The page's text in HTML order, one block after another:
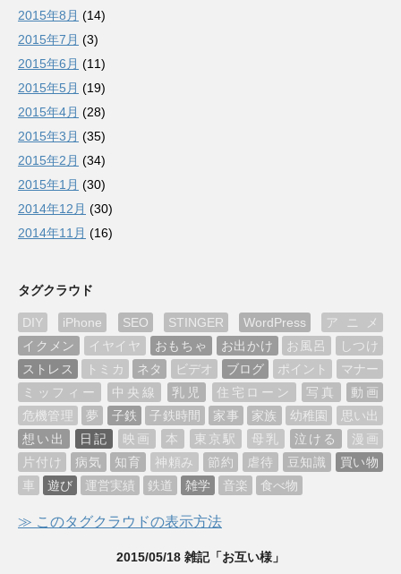
2015年8月 (14)
2015年7月 (3)
2015年6月 (11)
2015年5月 (19)
2015年4月 (28)
2015年3月 (35)
2015年2月 (34)
2015年1月 (30)
2014年12月 (30)
2014年11月 (16)
タグクラウド
DIY iPhone SEO STINGER WordPress
アニメ
イクメン
イヤイヤ おもちゃ お出かけ お風呂
しつけ
ストレス
トミカ ネタ ビデオ ブログ ポイント
マナー
ミッフィー
中央線 乳児 住宅ローン 写真
動画
危機管理
夢 子鉄 子鉄時間 家事 家族 幼稚園
思い出
想い出
日記 映画 本 東京駅 母乳 泣ける
漫画
片付け
病気 知育 神頼み 節約 虐待 豆知識
買い物
車
遊び 運営実績 鉄道 雑学 音楽 食べ物
≫ このタグクラウドの表示方法
2015/05/18 雑記「お互い様」